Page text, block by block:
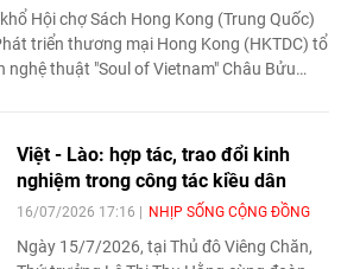
Hội chợ Sách Hong Kong (Trung Quốc)
triển thương mại Hong Kong (HKTDC) tổ
nghệ thuật "Soul of Vietnam" Châu Bửu
Việt - Lào: hợp tác, trao đổi kinh
nghiệm trong công tác kiều dân
16/07/2026 17:16 NHỊP SỐNG CỘNG ĐỒNG
Ngày 15/7/2026, tại Thủ đô Viêng Chăn,